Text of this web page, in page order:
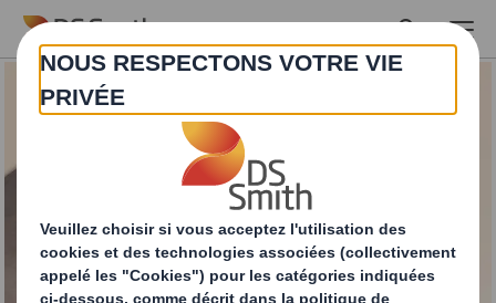
Skip to main content